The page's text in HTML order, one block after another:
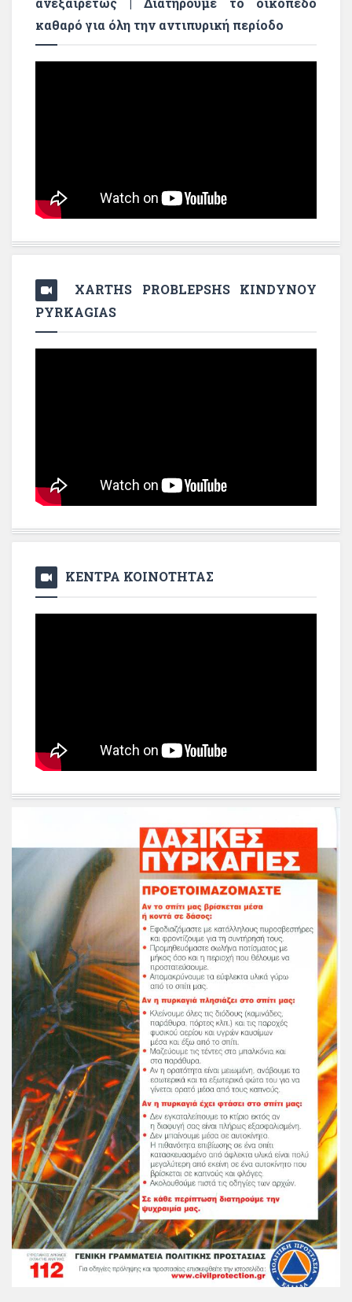
καθαρό για όλη την αντιπυρική περίοδο
XARTHS PROBLEPSHS KINDYNOY
PYRKAGIAS
ΚΕΝΤΡΑ ΚΟΙΝΟΤΗΤΑΣ